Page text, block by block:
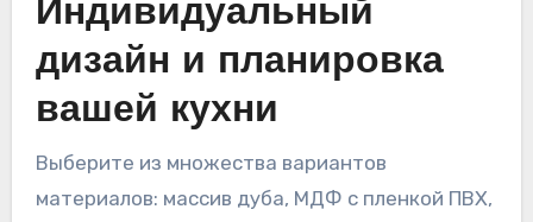
Индивидуальный
дизайн и планировка
вашей кухни
Выберите из множества вариантов
материалов: массив дуба, МДФ с пленкой ПВХ,